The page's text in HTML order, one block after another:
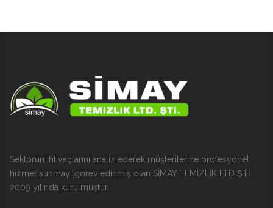
Sektörün ihtiyaçlarını analiz ederek müşterilerine profesyonel
hizmet sunmayı görev edinmiş olan SİMAY TEMİZLİK LTD ŞTİ
2009 yılında kurulmuştur.